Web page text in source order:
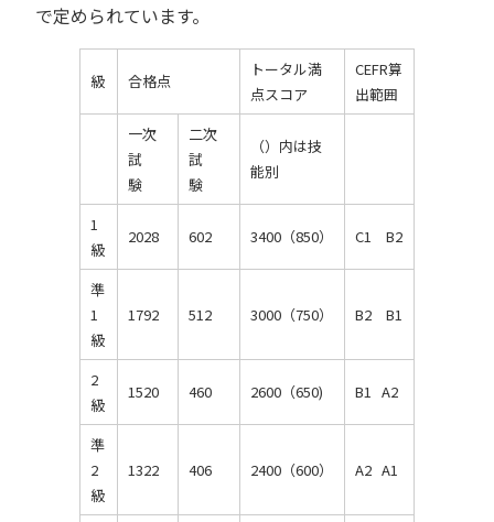
で定められています。
級 合格点
トータル満
点スコア
CEFR算
出範囲
一次
試
験
二次
試
験
（）内は技
能別
1
級
2028 602 3400（850） C1 B2
準
1
級
1792 512 3000（750） B2 B1
2
級
1520 460 2600（650) B1 A2
準
2
級
1322 406 2400（600） A2 A1